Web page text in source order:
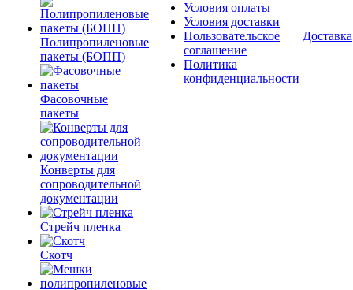
Полипропиленовые
пакеты (БОПП)
Фасовочные
пакеты
Конверты для
сопроводительной
документации
Стрейч пленка
Скотч
Условия оплаты
Условия доставки
Пользовательское
соглашение
Политика
конфиденциальности
Доставка